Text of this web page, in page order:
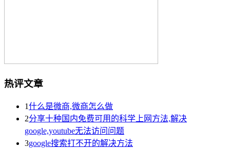
热评文章
1什么是微商,微商怎么做
2分享十种国内免费可用的科学上网方法,解决
google,youtube无法访问问题
3google搜索打不开的解决方法